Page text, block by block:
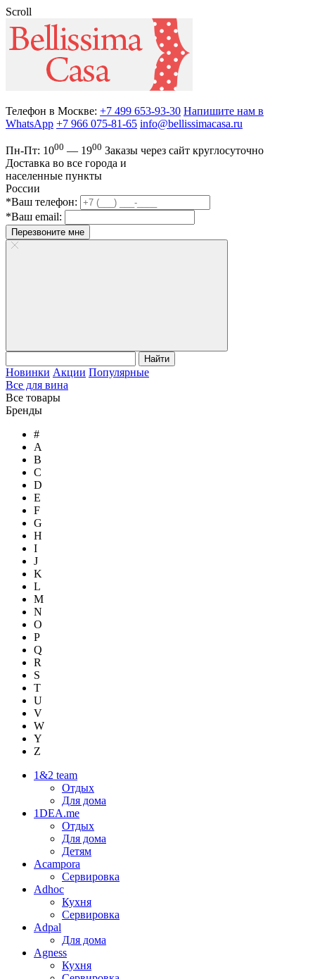
Scroll
Телефон в Москве: +7 499 653-93-30 Напишите нам в
WhatsApp +7 966 075-81-65 info@bellissimacasa.ru
Пн-Пт: 1000 — 1900 Заказы через сайт круглосуточно
Доставка во все города и
населенные пункты
России
*Ваш телефон:
*Ваш email:
Перезвоните мне
Найти
Новинки Акции Популярные
Все для вина
Все товары
Бренды
#
A
B
C
D
E
F
G
H
I
J
K
L
M
N
O
P
Q
R
S
T
U
V
W
Y
Z
1&2 team
Отдых
Для дома
1DEA.me
Отдых
Для дома
Детям
Acampora
Сервировка
Adhoc
Кухня
Сервировка
Adpal
Для дома
Agness
Кухня